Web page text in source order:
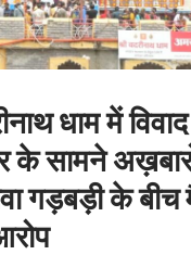
धाम में
के सामने
गड़बड़ी के